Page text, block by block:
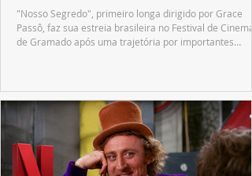
"Nosso Segredo", primeiro longa dirigido por Grace
Passô, faz sua estreia brasileira no Festival de Cinema
de Gramado após uma trajetória por importantes